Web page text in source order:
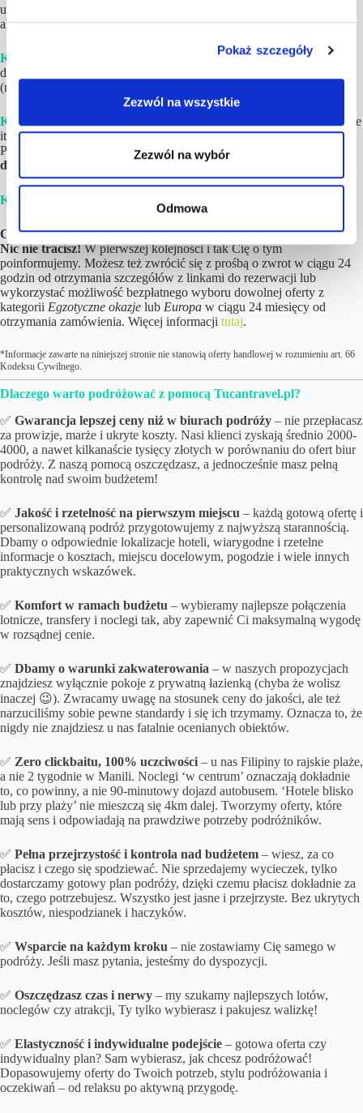
Pokaż szczegóły
Zezwól na wszystkie
Zezwól na wybór
Odmowa
udział więcej niż 8 osób lub chciałbyś upewnić się, iż cena jest wciąż
aktualna – napisz do nas na kontakt@tucantravel.pl
Krok 2.
na gotowy Plan Podróży ze szczegółami i linkami
do rezerwacji. Zwykle
(maksymalnie do 12 godzin).
Krok 3.
poszczególnych elementów (loty, hotele
itd.)na podstawie linkówi opisów znajdujących się w Planie
Podróży. Jeśli tylko chcesz,noclegi możesz opłacić nawet do kilku
dni przed wylotem!
Krok 4.
Cena podróży wzrosła więcej niż 10% od wskazanej w ofercie?
Nic nie tracisz!W pierwszej kolejności i tak Cię o tym
poinformujemy. Możesz też zwrócić się z prośbą o zwrot w ciągu 24
godzin od otrzymania szczegółów z linkami do rezerwacji lub
wykorzystać możliwość bezpłatnego wyboru dowolnej oferty z
kategorii Egzotyczne okazje lub Europa w ciągu 24 miesięcy od
otrzymania zamówienia. Więcej informacji tutaj.
*Informacje zawarte na niniejszej stronie nie stanowią oferty handlowej w rozumieniu art. 66
Kodeksu Cywilnego.
Dlaczego warto podróżować z pomocą Tucantravel.pl?
✅ Gwarancja lepszej ceny niż w biurach podróży – nie przepłacasz
za prowizje, marże i ukryte koszty. Nasi klienci zyskają średnio 2000-
4000, a nawet kilkanaście tysięcy złotych w porównaniu do ofert biur
podróży. Z naszą pomocą oszczędzasz, a jednocześnie masz pełną
kontrolę nad swoim budżetem!
✅ Jakość i rzetelność na pierwszym miejscu – każdą gotową ofertę i
personalizowaną podróż przygotowujemy z najwyższą starannością.
Dbamy o odpowiednie lokalizacje hoteli, wiarygodne i rzetelne
informacje o kosztach, miejscu docelowym, pogodzie i wiele innych
praktycznych wskazówek.
✅ Komfort w ramach budżetu – wybieramy najlepsze połączenia
lotnicze, transfery i noclegi tak, aby zapewnić Ci maksymalną wygodę
w rozsądnej cenie.
✅ Dbamy o warunki zakwaterowania – w naszych propozycjach
znajdziesz wyłącznie pokoje z prywatną łazienką (chyba że wolisz
inaczej 😉). Zwracamy uwagę na stosunek ceny do jakości, ale też
narzuciliśmy sobie pewne standardy i się ich trzymamy. Oznacza to, że
nigdy nie znajdziesz u nas fatalnie ocenianych obiektów.
✅ Zero clickbaitu, 100% uczciwości – u nas Filipiny to rajskie plaże,
a nie 2 tygodnie w Manili. Noclegi ‘w centrum’ oznaczają dokładnie
to, co powinny, a nie 90-minutowy dojazd autobusem. ‘Hotele blisko
lub przy plaży’ nie mieszczą się 4km dalej. Tworzymy oferty, które
mają sens i odpowiadają na prawdziwe potrzeby podróżników.
✅ Pełna przejrzystość i kontrola nad budżetem – wiesz, za co
płacisz i czego się spodziewać. Nie sprzedajemy wycieczek, tylko
dostarczamy gotowy plan podróży, dzięki czemu płacisz dokładnie za
to, czego potrzebujesz. Wszystko jest jasne i przejrzyste. Bez ukrytych
kosztów, niespodzianek i haczyków.
✅ Wsparcie na każdym kroku – nie zostawiamy Cię samego w
podróży. Jeśli masz pytania, jesteśmy do dyspozycji.
✅ Oszczędzasz czas i nerwy – my szukamy najlepszych lotów,
noclegów czy atrakcji, Ty tylko wybierasz i pakujesz walizkę!
✅ Elastyczność i indywidualne podejście – gotowa oferta czy
indywidualny plan? Sam wybierasz, jak chcesz podróżować!
Dopasowujemy oferty do Twoich potrzeb, stylu podróżowania i
oczekiwań – od relaksu po aktywną przygodę.